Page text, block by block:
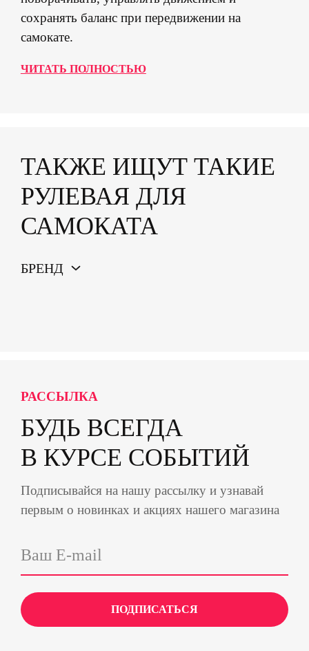
сохранять баланс при передвижении на
самокате.
ЧИТАТЬ ПОЛНОСТЬЮ
ТАКЖЕ ИЩУТ ТАКИЕ
РУЛЕВАЯ ДЛЯ
САМОКАТА
БРЕНД
РАССЫЛКА
БУДЬ ВСЕГДА
В КУРСЕ СОБЫТИЙ
Подписывайся на нашу рассылку и узнавай
первым о новинках и акциях нашего магазина